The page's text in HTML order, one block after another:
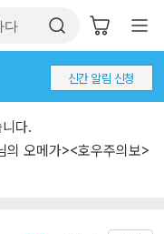
신간 알림 신청
다.
의 오메가><호우주의보>